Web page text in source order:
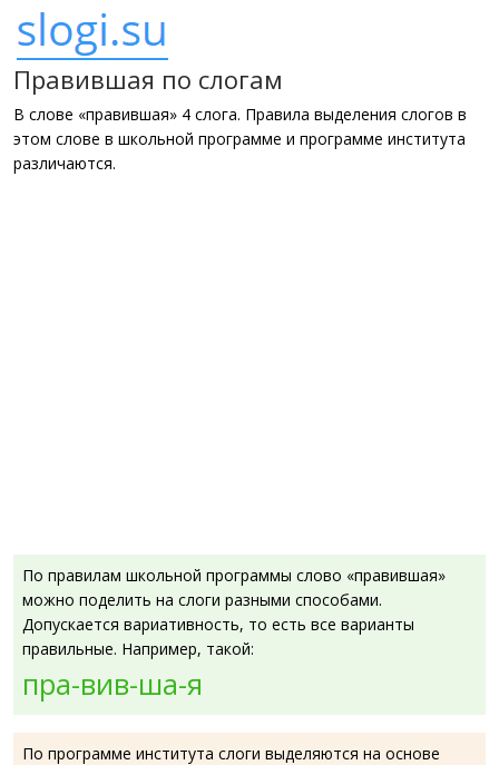
Правившая по слогам
В слове «правившая» 4 слога. Правила выделения слогов в
этом слове в школьной программе и программе института
различаются.
По правилам школьной программы слово «правившая»
можно поделить на слоги разными способами.
Допускается вариативность, то есть все варианты
правильные. Например, такой:
пра-вив-ша-я
По программе института слоги выделяются на основе